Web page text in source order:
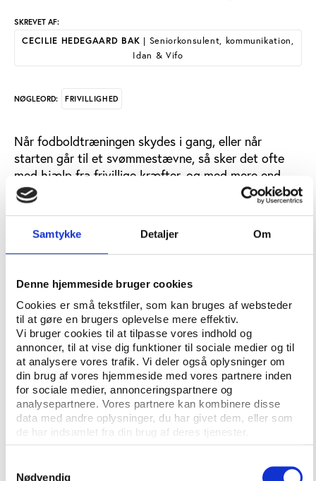
Samtykke Detaljer Om
Denne hjemmeside bruger cookies
Cookies er små tekstfiler, som kan bruges af websteder
til at gøre en brugers oplevelse mere effektiv.
Vi bruger cookies til at tilpasse vores indhold og
annoncer, til at vise dig funktioner til sociale medier og til
at analysere vores trafik. Vi deler også oplysninger om
din brug af vores hjemmeside med vores partnere inden
for sociale medier, annonceringspartnere og
analysepartnere. Vores partnere kan kombinere disse
data med andre oplysninger, du har givet dem, eller som
de har indsamlet fra din brug af deres tjenester.
Nødvendig
SKREVET AF:
CECILIE HEDEGAARD BAK | Seniorkonsulent, kommunikation,
Idan & Vifo
NØGLEORD: FRIVILLIGHED
Når fodboldtræningen skydes i gang, eller når
starten går til et svømmestævne, så sker det ofte
med hjælp fra frivillige kræfter, og med mere end
11.000 idrætsforeninger fordelt på landsplan, er det
måske ikke overraskende, at idrætsområdet er dét
frivillige område, som beskæftiger allerflest frivillige.
Faktisk svarer 30 pct. af dem, der i perioden oktober
til december 2020 arbejdede frivilligt, at de var
beskæftiget inden for idrætsområdet som består af
idrætsforeninger og organisationer som f.eks. Ældre
Sagen.
Det viser de seneste tal fra Kulturvaneundersøgelsen
2020 af Danmarks Statistik, der undersøger, hvor
mange danskere der har arbejdet frivilligt i de fire
kvartaler i 2020. Mens idrætsområdet beskæftiger
30 pct. af de frivillige, har 23 pct. svaret, at de er
frivillige inden for ’fritid og hobby’, mens 12 pct.
kulturområdet.